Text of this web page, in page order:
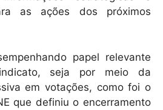
as ações dos próximos
papel relevante
seja por meio da
em votações, como foi o
que definiu o encerramento